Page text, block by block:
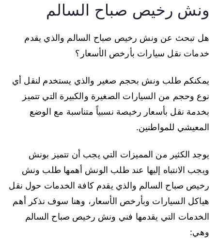
ونش رخيص صباح السالم
هل تبحث عن ونش رخيص صباح السالم والذي يقدم
خدمات نقل سيارات بأرخص الأسعار؟
يمكنكم طلب ونش بحجم صغير والذي يستخدم لنقل أي
نوع وحجم من السيارات الصغيرة والكبيرة التي تتميز
بخدمة نقل بأسعار رخيصة نسبياً متناسبة مع الوضع
المعيشي للمواطنين.
يوجد الكثير من المميزات التي يجب أن تتميز بونش
ويجب الانتباه إليها عند طلب الونش أهمها طلب ونش
رخيص صباح السالم والذي يقدم كافة الخدمات حول نقل
هياكل السيارات وبأرخص الأسعار، وهنا سوف نذكر أهم
الخدمات التي يقدمها فني ونش رخيص صباح السالم
وهي: